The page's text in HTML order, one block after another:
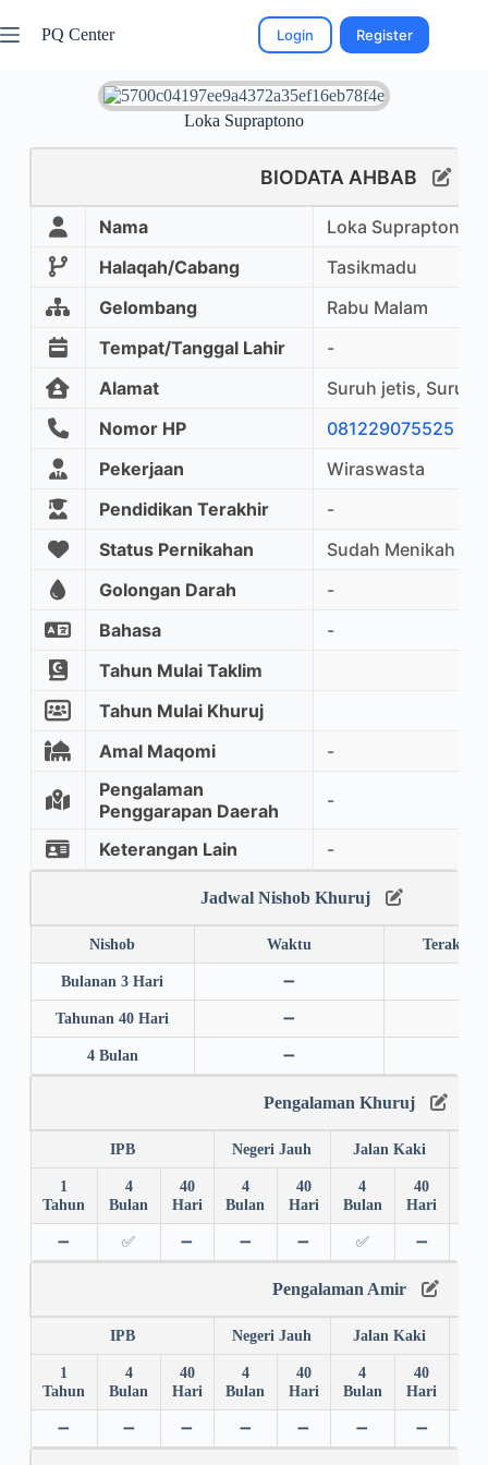
PQ Center Login Register
Loka Supraptono
BIODATA AHBAB
Nama
Loka Supraptono
Halaqah/Cabang
Tasikmadu
Gelombang
Rabu Malam
Tempat/Tanggal Lahir
-
Alamat
Suruh jetis, Suruh
Nomor HP
081229075525
Pekerjaan
Wiraswasta
Pendidikan Terakhir
-
Status Pernikahan
Sudah Menikah
Golongan Darah
-
Bahasa
-
Tahun Mulai Taklim
Tahun Mulai Khuruj
Amal Maqomi
-
Pengalaman
Penggarapan Daerah
-
Keterangan Lain -
Jadwal Nishob Khuruj
Nishob Waktu Terakhir
Bulanan 3 Hari ➖
Tahunan 40 Hari ➖
4 Bulan ➖
Pengalaman Khuruj
IPB Negeri Jauh Jalan Kaki
1
Tahun
4
Bulan
40
Hari
4
Bulan
40
Hari
4
Bulan
40
Hari
➖ ✅ ➖ ➖ ➖ ✅ ➖
Pengalaman Amir
IPB Negeri Jauh Jalan Kaki
1
Tahun
4
Bulan
40
Hari
4
Bulan
40
Hari
4
Bulan
40
Hari
➖ ➖ ➖ ➖ ➖ ➖ ➖